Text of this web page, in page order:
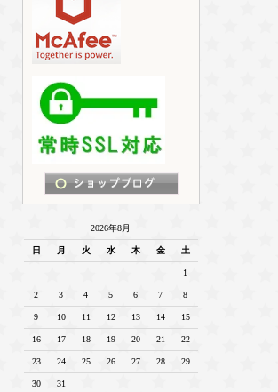
2026年8月
日 月 火 水 木 金 土
1
2 3 4 5 6 7 8
9 10 11 12 13 14 15
16 17 18 19 20 21 22
23 24 25 26 27 28 29
30 31